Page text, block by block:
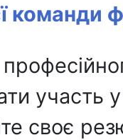
участь
своє